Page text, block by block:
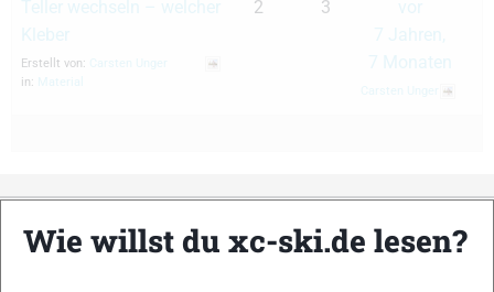
Erstellt von:
in:
2 3
xc-ski.de ist DAS deutschsprachige Portal mit aktuellen
News aus dem Skilanglauf, Biathlon und der Nordischen
Wie willst du xc-ski.de lesen?